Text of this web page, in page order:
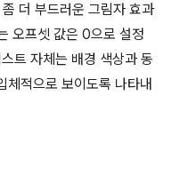
더 부드러운 그림자 효과
오프셋 값은 0으로 설정
트 자체는 배경 색상과 동
체적으로 보이도록 나타내